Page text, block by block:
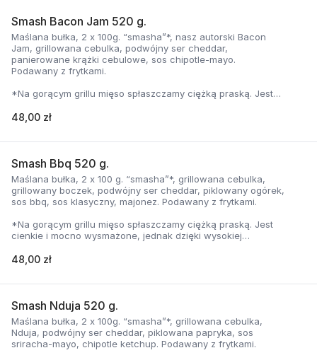
Smash Bacon Jam 520 g.
Maślana bułka, 2 x 100g. “smasha”*, nasz autorski Bacon
Jam, grillowana cebulka, podwójny ser cheddar,
panierowane krążki cebulowe, sos chipotle-mayo.
Podawany z frytkami.
*Na gorącym grillu mięso spłaszczamy ciężką praską. Jest
temperaturze, zyskuje jednocześnie chrupiąca skorupkę i
48,00 zł
Smash Bbq 520 g.
Maślana bułka, 2 x 100 g. “smasha”*, grillowana cebulka,
grillowany boczek, podwójny ser cheddar, piklowany ogórek,
sos bbq, sos klasyczny, majonez. Podawany z frytkami.
*Na gorącym grillu mięso spłaszczamy ciężką praską. Jest
cienkie i mocno wysmażone, jednak dzięki wysokiej
delikatną soczystość.
48,00 zł
Smash Nduja 520 g.
Maślana bułka, 2 x 100g. “smasha”*, grillowana cebulka,
Nduja, podwójny ser cheddar, piklowana papryka, sos
sriracha-mayo, chipotle ketchup. Podawany z frytkami.